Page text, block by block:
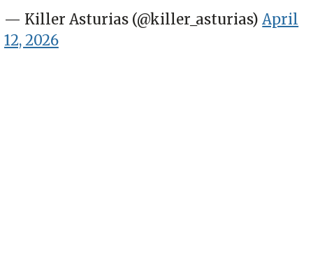
— Killer Asturias (@killer_asturias)April
12, 2026